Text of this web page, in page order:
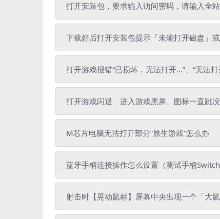
打开安装包，要求输入访问密码，请输入全
下载好后打开安装包提示「未能打开磁盘」
打开游戏报错“已损坏，无法打开...”、“无法
打开游戏闪退、进入游戏黑屏、图标一直跳
M芯片电脑无法打开部分“原生游戏”怎么办
蓝牙手柄连接操作怎么设置（测试手柄
射击时【晃动鼠标】屏幕中央出现一个「大